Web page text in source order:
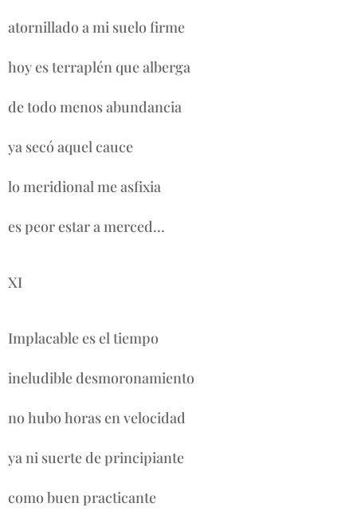
atornillado a mi suelo firme
hoy es terraplén que alberga
de todo menos abundancia
ya secó aquel cauce
lo meridional me asfixia
es peor estar a merced…
XI
Implacable es el tiempo
ineludible desmoronamiento
no hubo horas en velocidad
ya ni suerte de principiante
como buen practicante